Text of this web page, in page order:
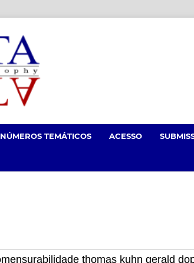
NÚMEROS TEMÁTICOS ACESSO